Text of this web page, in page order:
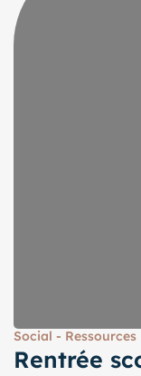
Social -
Rentrée